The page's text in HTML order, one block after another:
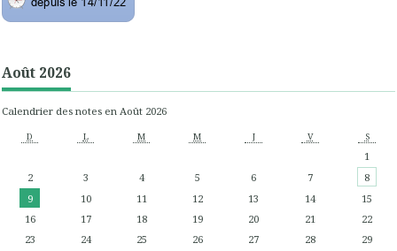
Août 2026
Calendrier des notes en Août 2026
D L M M J V S
1
2
3 4 5 6 7
8
9
10 11 12 13 14
15
16
17 18 19 20 21
22
23
24 25 26 27 28
29